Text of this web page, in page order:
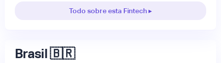
Todo sobre esta Fintech ▸
Brasil 🇧🇷